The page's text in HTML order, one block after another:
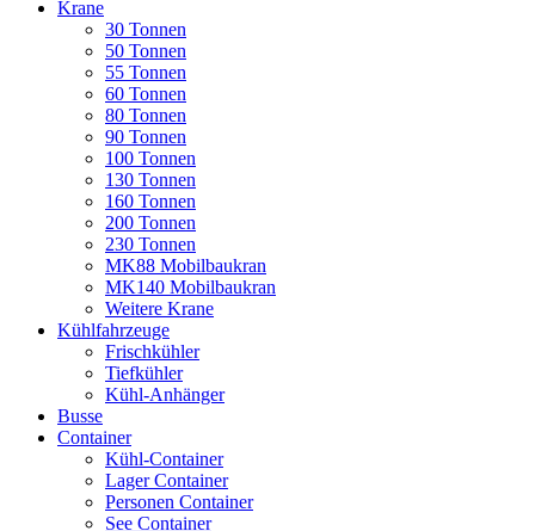
Krane
30 Tonnen
50 Tonnen
55 Tonnen
60 Tonnen
80 Tonnen
90 Tonnen
100 Tonnen
130 Tonnen
160 Tonnen
200 Tonnen
230 Tonnen
MK88 Mobilbaukran
MK140 Mobilbaukran
Weitere Krane
Kühlfahrzeuge
Frischkühler
Tiefkühler
Kühl-Anhänger
Busse
Container
Kühl-Container
Lager Container
Personen Container
See Container